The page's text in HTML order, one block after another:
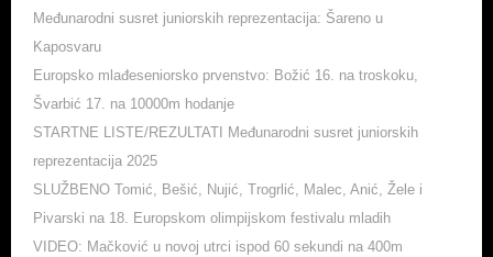
Međunarodni susret juniorskih reprezentacija: Šareno u
Kaposvaru
Europsko mlađeseniorsko prvenstvo: Božić 16. na troskoku,
Švarbić 17. na 10000m hodanje
STARTNE LISTE/REZULTATI Međunarodni susret juniorskih
reprezentacija 2025
SLUŽBENO Tomić, Bešić, Nujić, Trogrlić, Malec, Anić, Žele i
Pivarski na 18. Europskom olimpijskom festivalu mladih
VIDEO: Mačković u novoj utrci ispod 60 sekundi na 400m